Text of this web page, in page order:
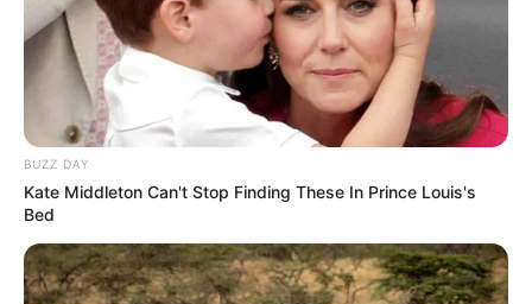
BUZZ DAY
Kate Middleton Can't Stop Finding These In Prince Louis's
Bed